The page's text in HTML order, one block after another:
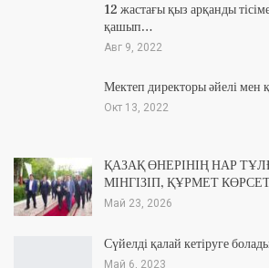
12 жастағы қыз арқанды
қашып…
Авг 9, 2022
Мектеп директоры әйелі
Окт 13, 2022
ҚАЗАҚ ӨНЕРІНІҢ НАР
МІНГІЗІП, ҚҰРМЕТ
Май 23, 2026
Сүйелді қалай кетіруге
Май 6, 2023